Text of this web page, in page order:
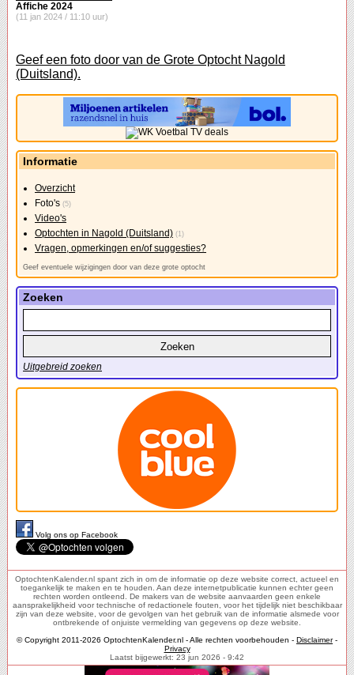
Affiche 2024
(11 jan 2024 / 11:10 uur)
Geef een foto door van de Grote Optocht Nagold
(Duitsland).
Informatie
Overzicht
Foto's (5)
Video's
Optochten in Nagold (Duitsland) (1)
Vragen, opmerkingen en/of suggesties?
Geef eventuele wijzigingen door van deze grote optocht
Zoeken
Uitgebreid zoeken
Volg ons op Facebook
OptochtenKalender.nl spant zich in om de informatie op deze website correct, actueel en
toegankelijk te maken en te houden. Aan deze internetpublicatie kunnen echter geen
rechten worden ontleend. De makers van de website aanvaarden geen enkele
aansprakelijkheid voor technische of redactionele fouten, voor het tijdelijk niet beschikbaar
zijn van deze website, voor de gevolgen van het gebruik van de informatie alsmede voor
ontbrekende of onjuiste vermelding van gegevens op deze website.
© Copyright 2011-2026 OptochtenKalender.nl - Alle rechten voorbehouden - Disclaimer-
Privacy
Laatst bijgewerkt: 23 jun 2026 - 9:42